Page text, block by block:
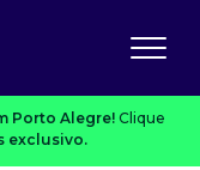
Porto Alegre! Clique
exclusivo.